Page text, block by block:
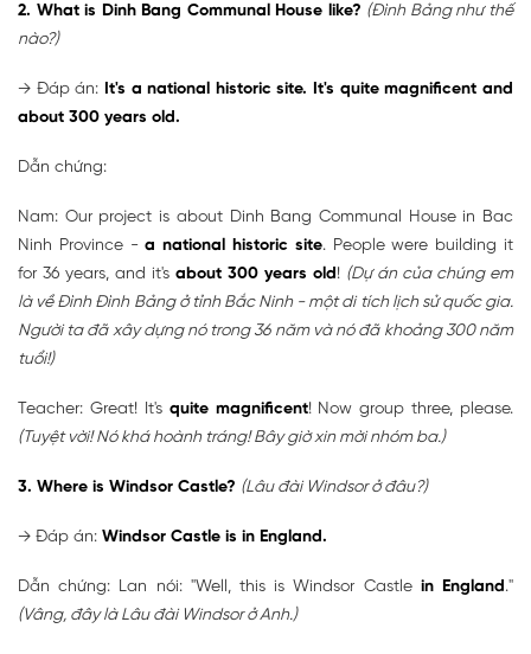
2. What is Dinh Bang Communal House like? (Đình Bảng như thế
nào?)
→ Đáp án: It's a national historic site. It's quite magnificent and
about 300 years old.
Dẫn chứng:
Nam: Our project is about Dinh Bang Communal House in Bac
Ninh Province -a national historic site. People were building it
for 36 years, and it's about 300 years old! (Dự án của chúng em
là về Đình Đình Bảng ở tỉnh Bắc Ninh - một di tích lịch sử quốc gia.
Người ta đã xây dựng nó trong 36 năm và nó đã khoảng 300 năm
tuổi!)
Teacher: Great! It's quite magnificent! Now group three, please.
(Tuyệt vời! Nó khá hoành tráng! Bây giờ xin mời nhóm ba.)
3. Where is Windsor Castle? (Lâu đài Windsor ở đâu?)
→ Đáp án: Windsor Castle is in England.
Dẫn chứng: Lan nói: "Well, this is Windsor Castle in England."
(Vâng, đây là Lâu đài Windsor ở Anh.)